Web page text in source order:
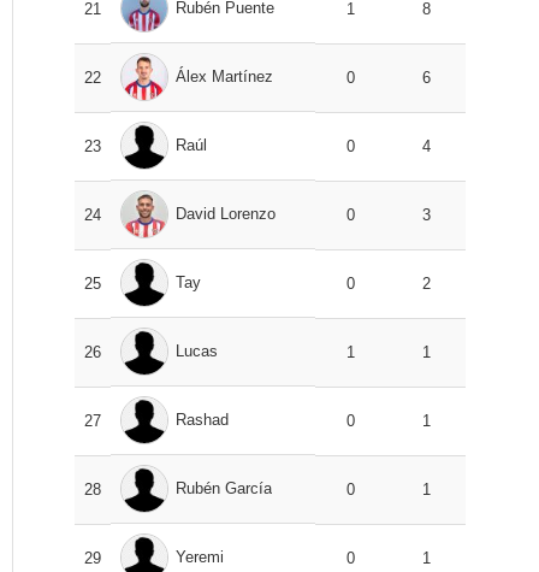
21 Rubén Puente 1 8
22 Álex Martínez 0 6
23 Raúl 0 4
24 David Lorenzo 0 3
25 Tay 0 2
26 Lucas 1 1
27 Rashad 0 1
28 Rubén García 0 1
29 Yeremi 0 1